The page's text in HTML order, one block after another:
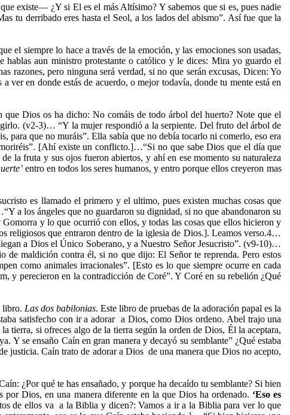
existe— ¿Y si El es el más Altísimo? Y sabemos que si es, pues nadie
tu derribado eres hasta el Seol, a los lados del abismo”. Así fue que la
el siempre lo hace a través de la emoción, y las emociones son usadas,
hablas aun ministro protestante o católico y le dices: Mira yo guardo el
razones, pero ninguna será verdad, si no que serán excusas, Dicen: Yo
ver en donde estás de acuerdo, o mejor todavía, donde tu mente está en
Dios os ha dicho: No comáis de todo árbol del huerto? Note que el
(v2-3)… “Y la mujer respondió a la serpiente. Del fruto del árbol de
para que no muráis”. Ella sabía que no debía tocarlo ni comerlo, eso era
[Ahí existe un conflicto.]…“Si no que sabe Dios que el día que
la fruta y sus ojos fueron abiertos, y ahí en ese momento su naturaleza
entro en todos los seres humanos, y entro porque ellos creyeron mas
es llamado el primero y el ultimo, pues existen muchas cosas que
a los ángeles que no guardaron su dignidad, si no que abandonaron su
y lo que ocurrió con ellos, y todas las cosas que ellos hicieron y
religiosos que entraron dentro de la iglesia de Dios.]. Leamos verso.4…
a Dios el Único Soberano, y a Nuestro Señor Jesucristo”. (v9-10)…
maldición contra él, si no que dijo: El Señor te reprenda. Pero estos
como animales irracionales”. [Esto es lo que siempre ocurre en cada
y perecieron en la contradicción de Coré”. Y Coré en su rebelión ¿Qué
libro. Las dos babilonias. Este libro de pruebas de la adoración papal es la
satisfecho con ir a adorar a Dios, como Dios ordeno. Abel trajo una
tierra, si ofreces algo de la tierra según la orden de Dios, Él la aceptara,
se ensaño Caín en gran manera y decayó su semblante” ¿Qué estaba
justicia. Caín trato de adorar a Dios de una manera que Dios no acepto,
¿Por qué te has ensañado, y porque ha decaído tu semblante? Si bien
por Dios, en una manera diferente en la que Dios ha ordenado. ‘Eso es
de ellos va a la Biblia y dicen?: Vamos a ir a la Biblia para ver lo que